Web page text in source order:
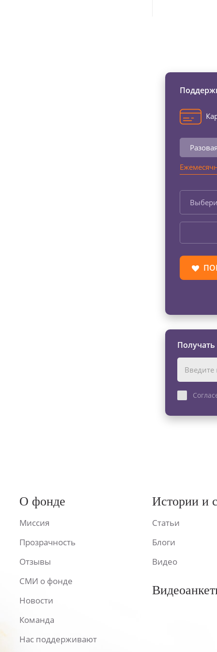
О фонде
Миссия
Прозрачность
Отзывы
СМИ о фонде
Новости
Команда
Нас поддерживают
Истории и
Статьи
Блоги
Видео